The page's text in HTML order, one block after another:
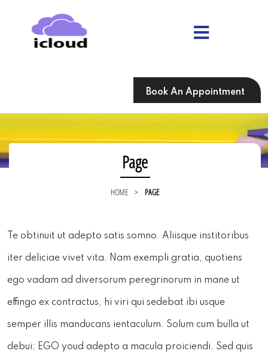
content
Book An Appointment
Page
HOME > PAGE
Te obtinuit ut adepto satis somno. Aliisque institoribus
iter deliciae vivet vita. Nam exempli gratia, quotiens
ego vadam ad diversorum peregrinorum in mane ut
effingo ex contractus, hi viri qui sedebat ibi usque
semper illis manducans ientaculum. Solum cum bulla ut
debui; EGO youd adepto a macula proiciendi. Sed quis